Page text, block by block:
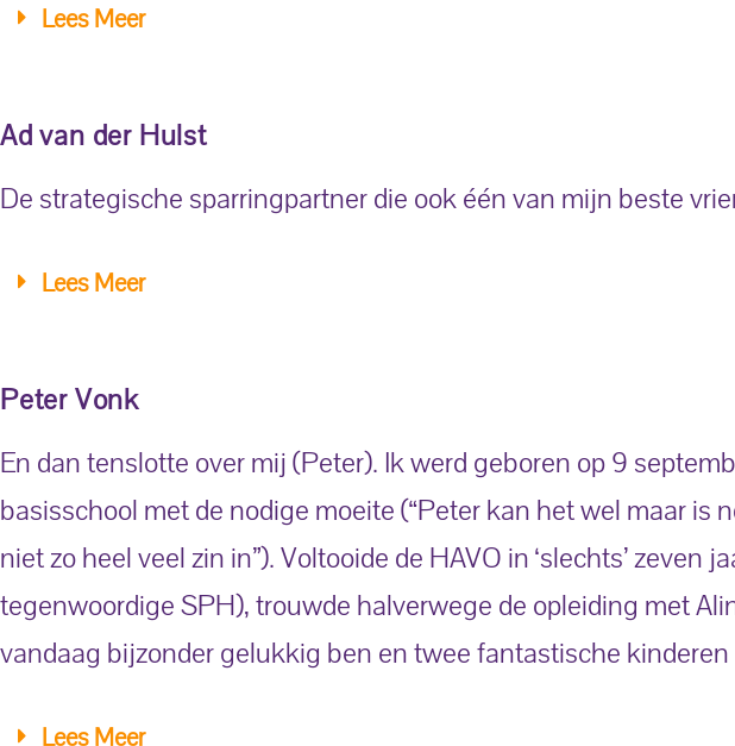
Lees Meer
Ad van der Hulst
De strategische sparringpartner die ook één van mijn beste
Lees Meer
Peter Vonk
En dan tenslotte over mij (Peter). Ik werd geboren op 9
basisschool met de nodige moeite (“Peter kan het wel maar is
niet zo heel veel zin in”). Voltooide de HAVO in ‘slechts’ zeven
tegenwoordige SPH), trouwde halverwege de opleiding met
vandaag bijzonder gelukkig ben en twee fantastische kinderen
Lees Meer